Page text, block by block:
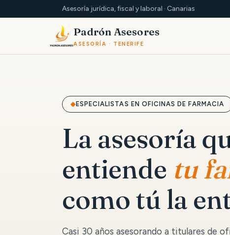
Asesoría jurídica, fiscal y laboral · Canarias
Padrón Asesores
ASESORÍA · TENERIFE
ESPECIALISTAS EN OFICINAS DE FARMACIA
La asesoría
entiende tu
como tú la
Casi 30 años asesorando a titulares de